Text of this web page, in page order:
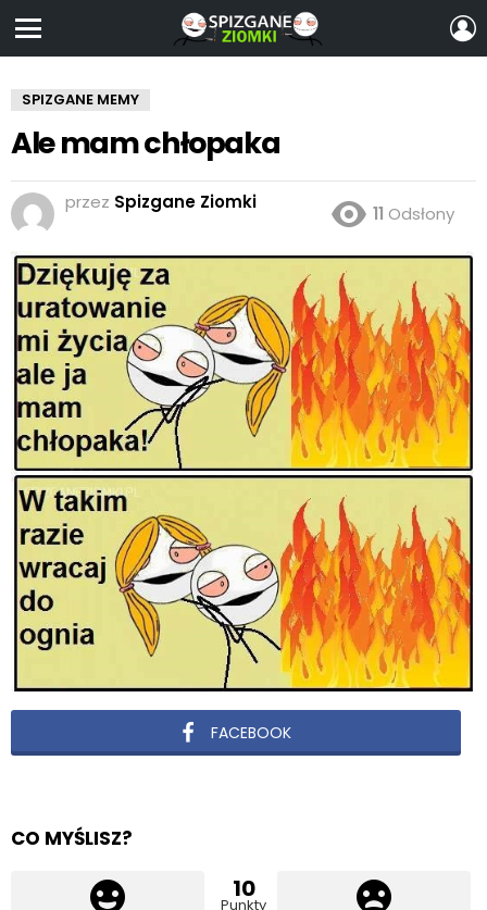
SPIZGANE MEMY
Ale mam chłopaka
przez Spizgane Ziomki
11 Odsłony
FACEBOOK
CO MYŚLISZ?
10
Punkty